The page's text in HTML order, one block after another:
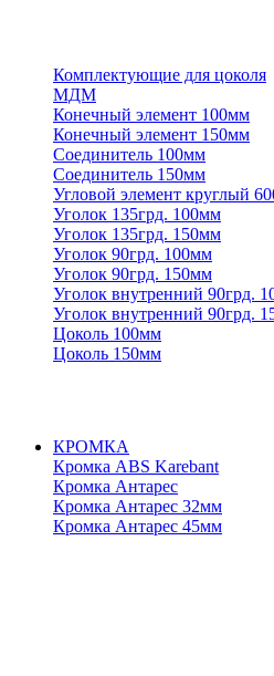
Комплектующие для цоколя
МДМ
Конечный элемент 100мм
Конечный элемент 150мм
Соединитель 100мм
Соединитель 150мм
Угловой элемент круглый
Уголок 135грд. 100мм
Уголок 135грд. 150мм
Уголок 90грд. 100мм
Уголок 90грд. 150мм
Уголок внутренний 90грд.
Уголок внутренний 90грд.
Цоколь 100мм
Цоколь 150мм
КРОМКА
Кромка ABS Karebant
Кромка Антарес
Кромка Антарес 32мм
Кромка Антарес 45мм